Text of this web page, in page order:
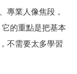
專業人像焦段，
的重點是把基本
不需要太多學習